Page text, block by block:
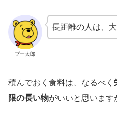
プー太郎
長距離の人は、
積んでおく食料は、なるべく
限の長い物がいいと思います